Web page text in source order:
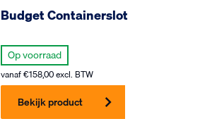
Budget Containerslot
Op voorraad
vanaf€158,00excl. BTW
Bekijk product